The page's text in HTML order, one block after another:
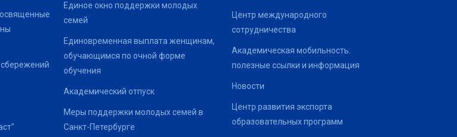
Единое окно поддержки молодых
семей
Единовременная выплата женщинам,
обучающимся по очной форме
обучения
Академический отпуск
Меры поддержки молодых семей в
Санкт-Петербурге
Центр международного
сотрудничества
Академическая мобильность:
полезные ссылки и информация
Новости
Центр развития экспорта
образовательных программ